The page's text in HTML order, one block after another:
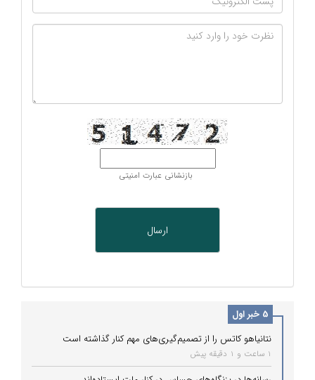
بازنشانی عبارت امنیتی
5 خبر اول
نتانیاهو کاتس را از تصمیم‌گیری‌های مهم کنار گذاشته است
1 ساعت و 1 دقیقه پیش